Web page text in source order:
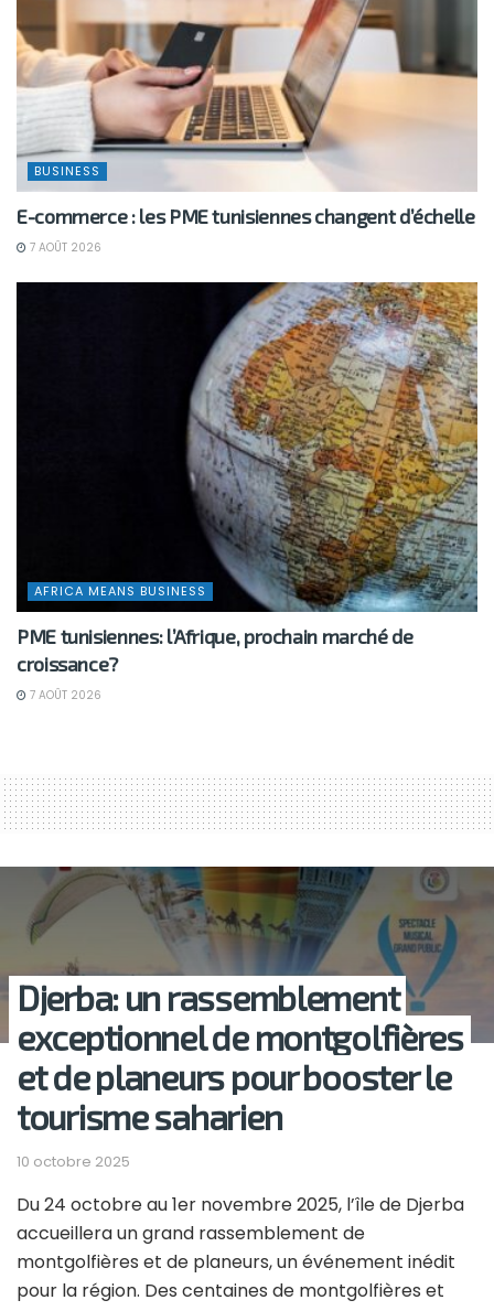
BUSINESS
E-commerce : les PME tunisiennes changent d’échelle
7 AOÛT 2026
AFRICA MEANS BUSINESS
PME tunisiennes: l’Afrique, prochain marché de
croissance?
7 AOÛT 2026
Djerba: un rassemblement
exceptionnel de montgolfières
et de planeurs pour booster le
tourisme saharien
10 octobre 2025
Du 24 octobre au 1er novembre 2025, l’île de Djerba
accueillera un grand rassemblement de
montgolfières et de planeurs, un événement inédit
pour la région. Des centaines de montgolfières et